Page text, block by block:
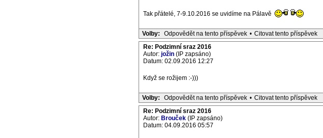
Tak přátelé, 7-9.10.2016 se uvidíme na Pálavě
Volby: Odpovědět na tento příspěvek • Citovat tento příspěvek
Re: Podzimní sraz 2016
Autor: jožin (IP zapsáno)
Datum: 02.09.2016 12:27
Když se rožijem :-)))
Volby: Odpovědět na tento příspěvek • Citovat tento příspěvek
Re: Podzimní sraz 2016
Autor: Brouček (IP zapsáno)
Datum: 04.09.2016 05:57